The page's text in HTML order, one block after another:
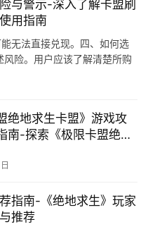
与警示-深入了解卡盟刷
用指南
无法直接兑现。四、如何选
险。用户应该了解清楚所购
绝地求生卡盟》游戏攻
南-探索《极限卡盟绝地
指南-《绝地求生》玩家
推荐